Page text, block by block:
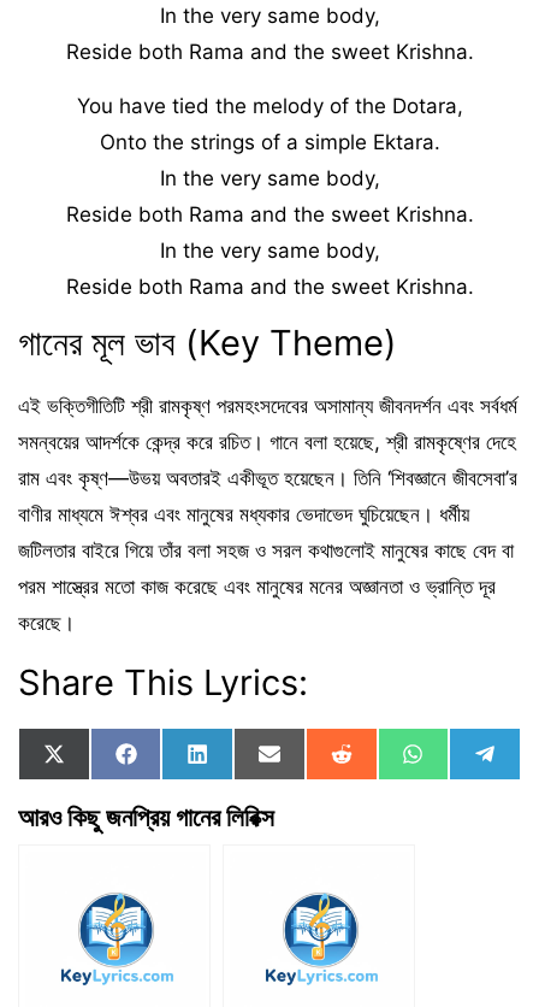
In the very same body,
Reside both Rama and the sweet Krishna.
You have tied the melody of the Dotara,
Onto the strings of a simple Ektara.
In the very same body,
Reside both Rama and the sweet Krishna.
In the very same body,
Reside both Rama and the sweet Krishna.
গানের মূল ভাব (Key Theme)
এই ভক্তিগীতিটি শ্রী রামকৃষ্ণ পরমহংসদেবের অসামান্য জীবনদর্শন এবং সর্বধর্ম
সমন্বয়ের আদর্শকে কেন্দ্র করে রচিত। গানে বলা হয়েছে, শ্রী রামকৃষ্ণের দেহে
রাম এবং কৃষ্ণ—উভয় অবতারই একীভূত হয়েছেন। তিনি ‘শিবজ্ঞানে জীবসেবা’র
বাণীর মাধ্যমে ঈশ্বর এবং মানুষের মধ্যকার ভেদাভেদ ঘুচিয়েছেন। ধর্মীয়
জটিলতার বাইরে গিয়ে তাঁর বলা সহজ ও সরল কথাগুলোই মানুষের কাছে বেদ বা
পরম শাস্ত্রের মতো কাজ করেছে এবং মানুষের মনের অজ্ঞানতা ও ভ্রান্তি দূর
করেছে।
Share This Lyrics:
Share
on
X
(
T
w
Share
on
F
a
c
e
k
Share
on
L
i
k
Share
on
E
m
Share
on
R
e
Share
on
W
h
on
e
আরও কিছু জনপ্রিয় গানের লিরিক্স